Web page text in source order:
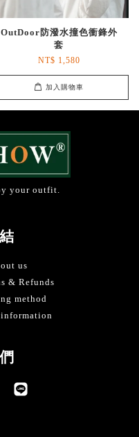
OutDoor防潑水撞色衝鋒外
套
NT$ 1,580
加入購物車
your outfit.
us
& Refunds
method